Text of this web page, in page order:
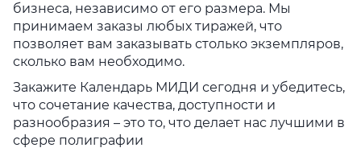
бизнеса, независимо от его размера. Мы
принимаем заказы любых тиражей, что
позволяет вам заказывать столько экземпляров,
сколько вам необходимо.
Закажите Календарь МИДИ сегодня и убедитесь,
что сочетание качества, доступности и
разнообразия – это то, что делает нас лучшими в
сфере полиграфии